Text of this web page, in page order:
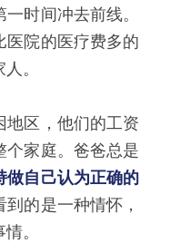
时间冲去前线。
医院的医疗费多的
。
地区，他们的工资
个家庭。爸爸总是
做自己认为正确的
的是一种情怀，
。